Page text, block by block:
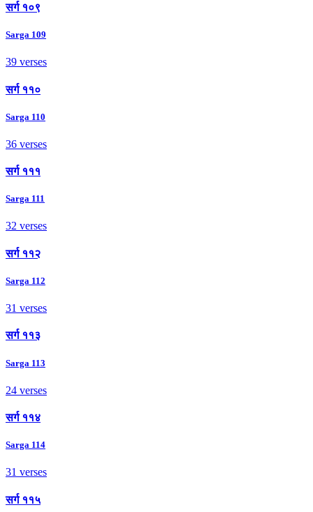
सर्ग १०९
Sarga 109
39 verses
सर्ग ११०
Sarga 110
36 verses
सर्ग १११
Sarga 111
32 verses
सर्ग ११२
Sarga 112
31 verses
सर्ग ११३
Sarga 113
24 verses
सर्ग ११४
Sarga 114
31 verses
सर्ग ११५